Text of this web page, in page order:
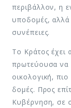
περιβάλλον, η
υποδομές, αλλά
συνέπειες.
Το Κράτος έχει
πρωτεύουσα να
οικολογική, πιο
δομές. Προς
Κυβέρνηση, σε